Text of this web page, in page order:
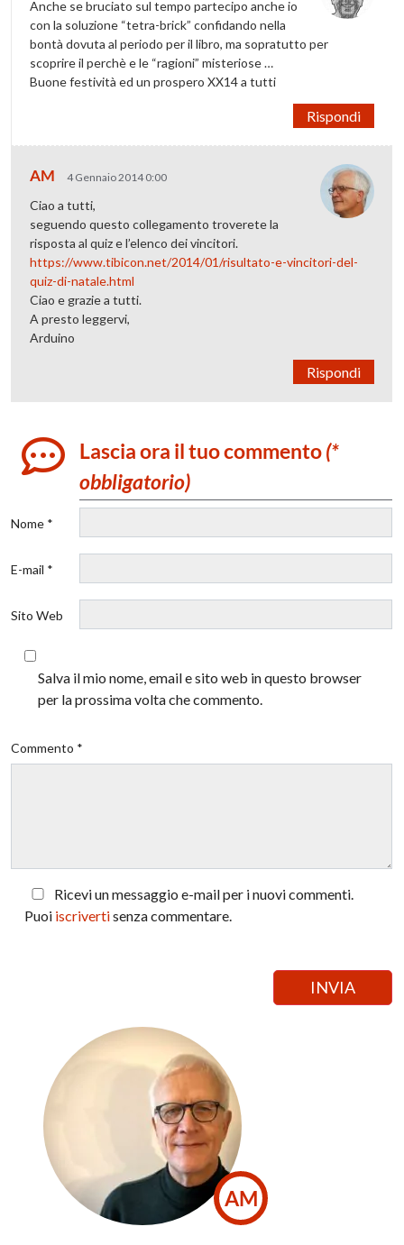
Anche se bruciato sul tempo partecipo anche io
con la soluzione “tetra-brick” confidando nella
bontà dovuta al periodo per il libro, ma sopratutto per
scoprire il perchè e le “ragioni” misteriose …
Buone festività ed un prospero XX14 a tutti
Rispondi
AM 4 Gennaio 2014 0:00
Ciao a tutti,
seguendo questo collegamento troverete la
risposta al quiz e l’elenco dei vincitori.
https://www.tibicon.net/2014/01/risultato-e-vincitori-del-
quiz-di-natale.html
Ciao e grazie a tutti.
A presto leggervi,
Arduino
Rispondi
Lascia ora il tuo commento(*
obbligatorio)
Nome *
E-mail *
Sito Web
Salva il mio nome, email e sito web in questo browser
per la prossima volta che commento.
Commento *
Ricevi un messaggio e-mail per i nuovi commenti.
Puoi iscrivertisenza commentare.
AM